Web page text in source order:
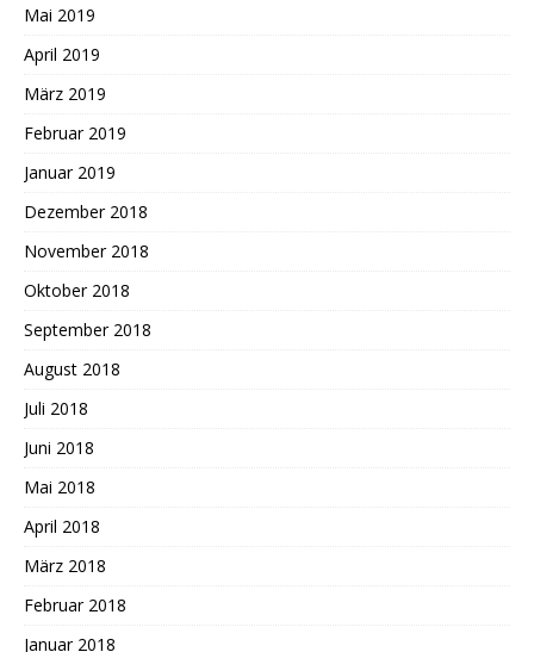
Mai 2019
April 2019
März 2019
Februar 2019
Januar 2019
Dezember 2018
November 2018
Oktober 2018
September 2018
August 2018
Juli 2018
Juni 2018
Mai 2018
April 2018
März 2018
Februar 2018
Januar 2018